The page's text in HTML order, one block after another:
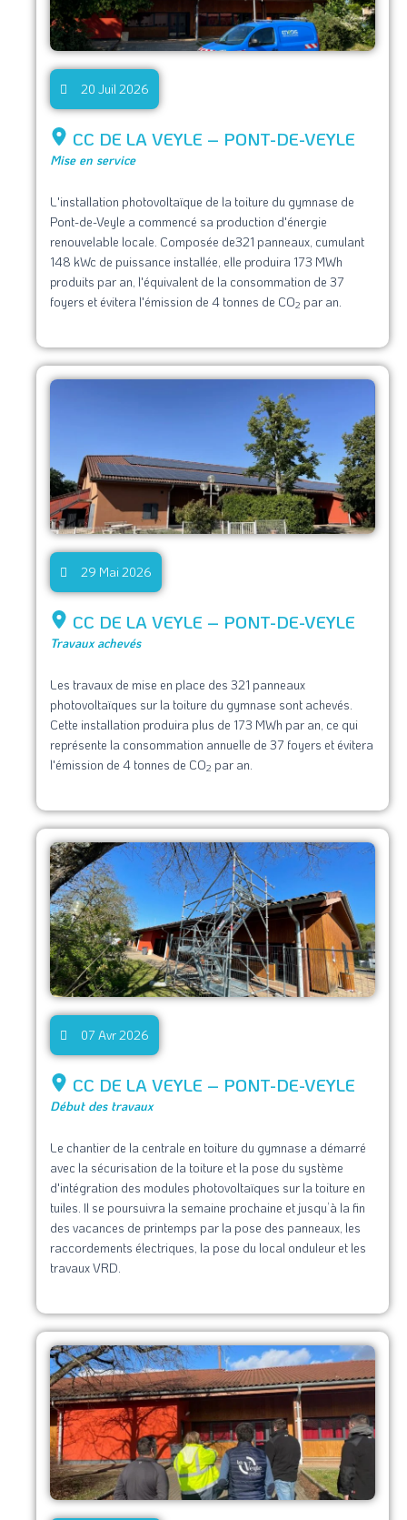
20 Juil 2026
CC DE LA VEYLE – PONT-DE-VEYLE
Mise en service
L'installation photovoltaïque de la toiture du gymnase de
Pont-de-Veyle a commencé sa production d'énergie
renouvelable locale. Composée de321 panneaux, cumulant
148 kWc de puissance installée, elle produira 173 MWh
produits par an, l'équivalent de la consommation de 37
foyers et évitera l'émission de 4 tonnes de CO2 par an.
29 Mai 2026
CC DE LA VEYLE – PONT-DE-VEYLE
Travaux achevés
Les travaux de mise en place des 321 panneaux
photovoltaïques sur la toiture du gymnase sont achevés.
Cette installation produira plus de 173 MWh par an, ce qui
représente la consommation annuelle de 37 foyers et évitera
l'émission de 4 tonnes de CO2 par an.
07 Avr 2026
CC DE LA VEYLE – PONT-DE-VEYLE
Début des travaux
Le chantier de la centrale en toiture du gymnase a démarré
avec la sécurisation de la toiture et la pose du système
d'intégration des modules photovoltaïques sur la toiture en
tuiles. Il se poursuivra la semaine prochaine et jusqu’à la fin
des vacances de printemps par la pose des panneaux, les
raccordements électriques, la pose du local onduleur et les
travaux VRD.